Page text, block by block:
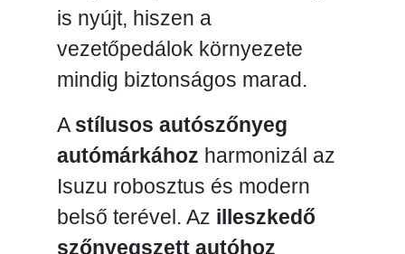
is nyújt, hiszen a
vezetőpedálok környezete
mindig biztonságos marad.
A stílusos autószőnyeg
autómárkához harmonizál az
Isuzu robosztus és modern
belső terével. Az illeszkedő
szőnyegszett autóhoz